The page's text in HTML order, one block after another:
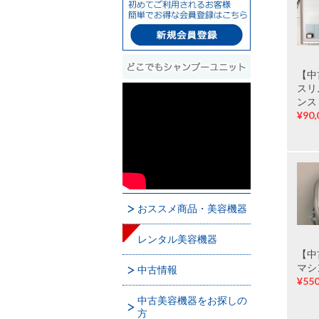
【
ス
ンス
【
マ
おススメ商品・美容機器
レンタル美容機器
中古情報
中古美容機器をお探しの
方